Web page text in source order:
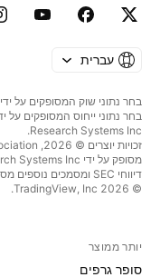
עברית
בחר נתוני שוק המסופקים על ידי
Research Systems Inc.‏
מסופק על ידי FactSet Research Systems Inc. כל הזכויות שמורות.
דיווחי SEC ומסמכים נוספים מסופקים על ידי
© 2026 ‏TradingView, Inc.‏
יותר ממוצר
סופר גרפים